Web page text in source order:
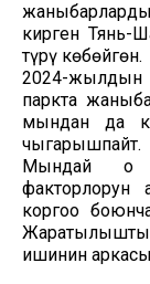
кирген Тянь-
түрү көбөйгөн.
2024-
паркта
мындан да
чыгарышпайт.
Мындай оң
факторлорун
коргоо
ишинин